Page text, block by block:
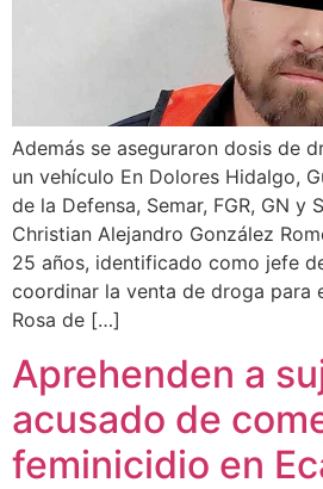
Además se aseguraron dosis de
un vehículo En Dolores Hidalgo,
de la Defensa, Semar, FGR, GN y
Christian Alejandro González
25 años, identificado como jefe
coordinar la venta de droga para
Rosa de […]
Aprehenden a
acusado de
feminicidio en